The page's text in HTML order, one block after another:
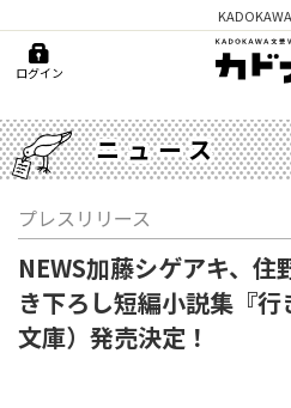
ログイン
ニュース
プレスリリース
NEWS加藤シゲアキ、
き下ろし短編小説集『
文庫）発売決定！